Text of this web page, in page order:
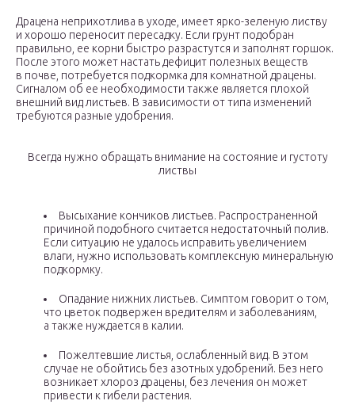
Драцена неприхотлива в уходе, имеет ярко-зеленую листву
и хорошо переносит пересадку. Если грунт подобран
правильно, ее корни быстро разрастутся и заполнят горшок.
После этого может настать дефицит полезных веществ
в почве, потребуется подкормка для комнатной драцены.
Сигналом об ее необходимости также является плохой
внешний вид листьев. В зависимости от типа изменений
требуются разные удобрения.
Всегда нужно обращать внимание на состояние и густоту
листвы
Высыхание кончиков листьев. Распространенной
причиной подобного считается недостаточный полив.
Если ситуацию не удалось исправить увеличением
влаги, нужно использовать комплексную минеральную
подкормку.
Опадание нижних листьев. Симптом говорит о том,
что цветок подвержен вредителям и заболеваниям,
а также нуждается в калии.
Пожелтевшие листья, ослабленный вид. В этом
случае не обойтись без азотных удобрений. Без него
возникает хлороз драцены, без лечения он может
привести к гибели растения.